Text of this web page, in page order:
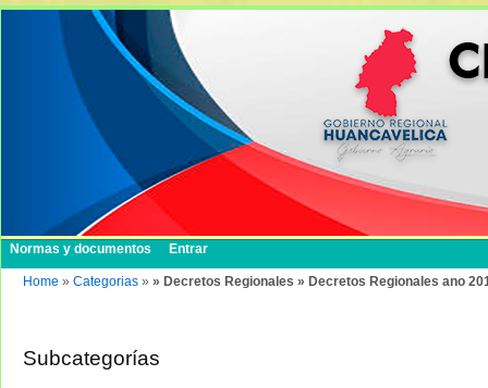
Normas y documentos Entrar
Home » Categorias » » Decretos Regionales » Decretos Regionales ano
Subcategorías